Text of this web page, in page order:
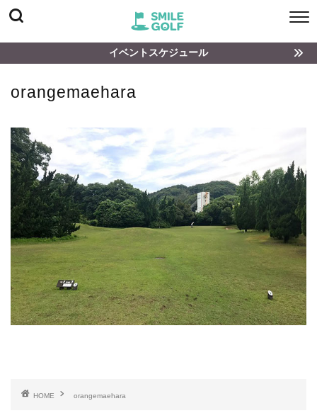
イベントスケジュール
orangemaehara
HOME orangemaehara